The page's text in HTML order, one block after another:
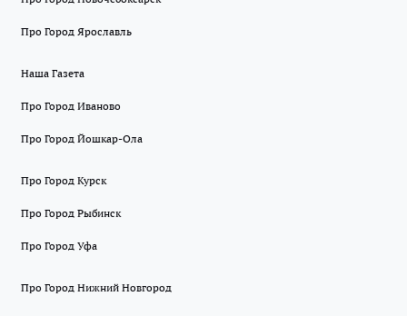
Про Город Ярославль
Наша Газета
Про Город Иваново
Про Город Йошкар-Ола
Про Город Курск
Про Город Рыбинск
Про Город Уфа
Про Город Нижний Новгород